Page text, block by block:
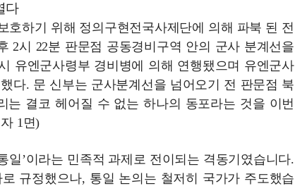
다
호하기 위해 정의구현전국사제단에 의해 파북 된 전
2시 22분 판문점 공동경비구역 안의 군사 분계선을
유엔군사령부 경비병에 의해 연행됐으며 유엔군사
다. 문 신부는 군사분계선을 넘어오기 전 판문점 북
는 결코 헤어질 수 없는 하나의 동포라는 것을 이번
1면)
일’이라는 민족적 과제로 전이되는 격동기였습니다.
규정했으나, 통일 논의는 철저히 국가가 주도했습